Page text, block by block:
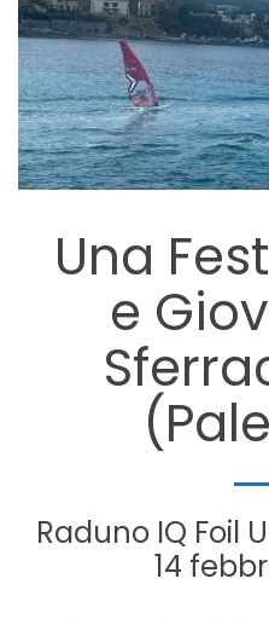
Una
e
Raduno IQ Foil
14